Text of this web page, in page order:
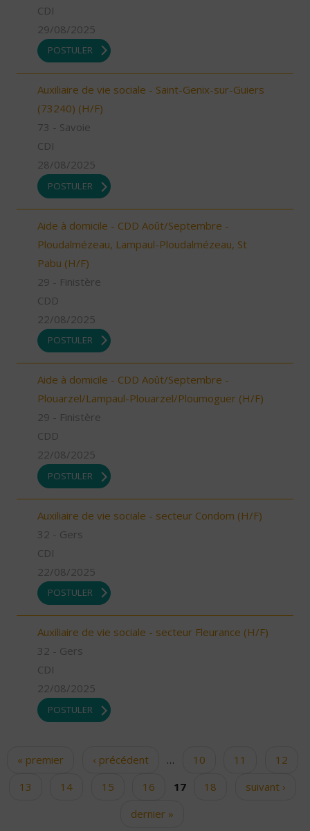
CDI
29/08/2025
POSTULER
Auxiliaire de vie sociale - Saint-Genix-sur-Guiers
(73240) (H/F)
73 - Savoie
CDI
28/08/2025
POSTULER
Aide à domicile - CDD Août/Septembre -
Ploudalmézeau, Lampaul-Ploudalmézeau, St
Pabu (H/F)
29 - Finistère
CDD
22/08/2025
POSTULER
Aide à domicile - CDD Août/Septembre -
Plouarzel/Lampaul-Plouarzel/Ploumoguer (H/F)
29 - Finistère
CDD
22/08/2025
POSTULER
Auxiliaire de vie sociale - secteur Condom (H/F)
32 - Gers
CDI
22/08/2025
POSTULER
Auxiliaire de vie sociale - secteur Fleurance (H/F)
32 - Gers
CDI
22/08/2025
POSTULER
Pages
« premier ‹ précédent … 10 11
12
13
14 15 16 17 18
suivant ›
dernier »